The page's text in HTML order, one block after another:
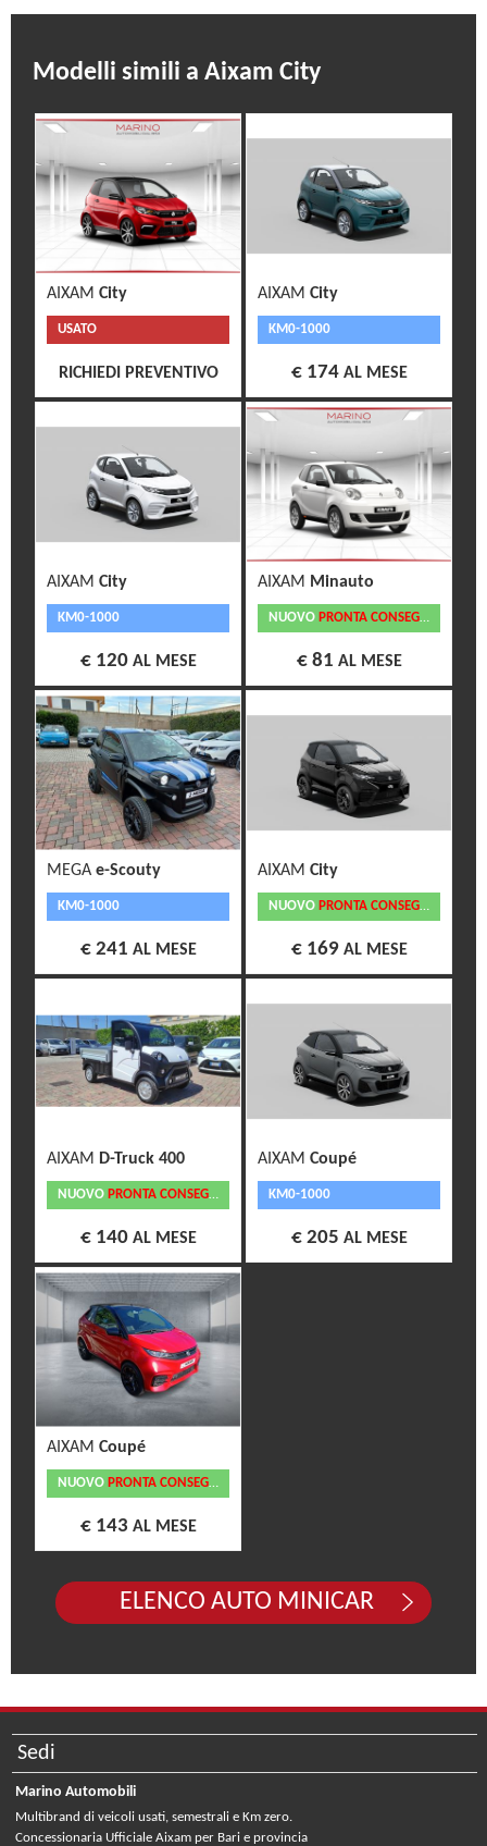
Modelli simili a Aixam City
AIXAM City
USATO
RICHIEDI PREVENTIVO
AIXAM City
KM0-1000
€ 174 AL MESE
AIXAM City
KM0-1000
€ 120 AL MESE
AIXAM Minauto
NUOVO PRONTA CONSEGNA
€ 81 AL MESE
MEGA e-Scouty
KM0-1000
€ 241 AL MESE
AIXAM City
NUOVO PRONTA CONSEGNA
€ 169 AL MESE
AIXAM D-Truck 400
NUOVO PRONTA CONSEGNA
€ 140 AL MESE
AIXAM Coupé
KM0-1000
€ 205 AL MESE
AIXAM Coupé
NUOVO PRONTA CONSEGNA
€ 143 AL MESE
ELENCO AUTO MINICAR
Sedi
Marino Automobili
Multibrand di veicoli usati, semestrali e Km zero.
Concessionaria Ufficiale Aixam per Bari e provincia